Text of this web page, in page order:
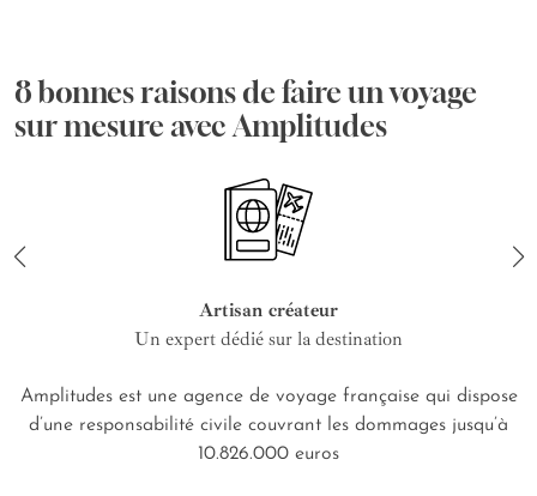
8 bonnes raisons de faire un voyage
sur mesure avec Amplitudes
Artisan créateur
Un expert dédié sur la destination
Amplitudes est une agence de voyage française qui dispose
d’une responsabilité civile couvrant les dommages jusqu’à
10.826.000 euros